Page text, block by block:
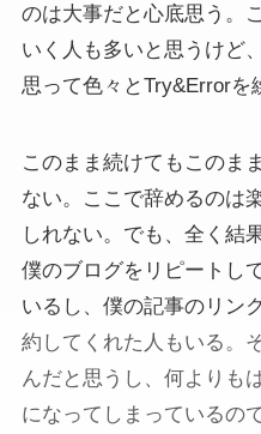
のは大事だと心底思う。
いく人も多いと思うけど
思って色々とTry&Errorを
このまま続けてもこのま
ない。ここで辞めるのは
しれない。でも、全く結
僕のブログをリピートし
いるし、僕の記事のリン
約してくれた人もいる。
んだと思うし、何よりも
になってしまっているの